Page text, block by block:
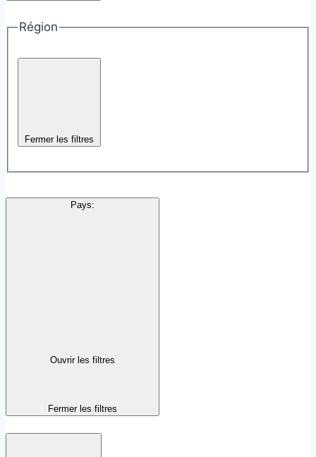
Région
Fermer les filtres
Pays:
Ouvrir les filtres
Fermer les filtres